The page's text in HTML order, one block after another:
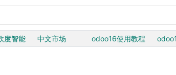
度智能 中文市场 odoo16使用教程